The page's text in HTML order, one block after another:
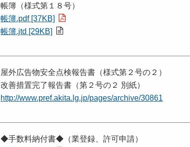
帳簿（様式第１８号）
帳簿.pdf [37KB]
帳簿.jtd [29KB]
屋外広告物安全点検報告書（様式第２号の２）
改善措置完了報告書（第２号の２ 別紙）
http://www.pref.akita.lg.jp/pages/archive/30861
◆手数料納付書◆（業登録、許可申請）